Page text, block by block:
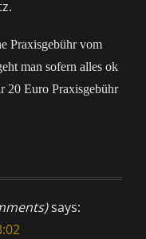
Praxisgebühr vom
man sofern alles ok
20 Euro Praxisgebühr
says: